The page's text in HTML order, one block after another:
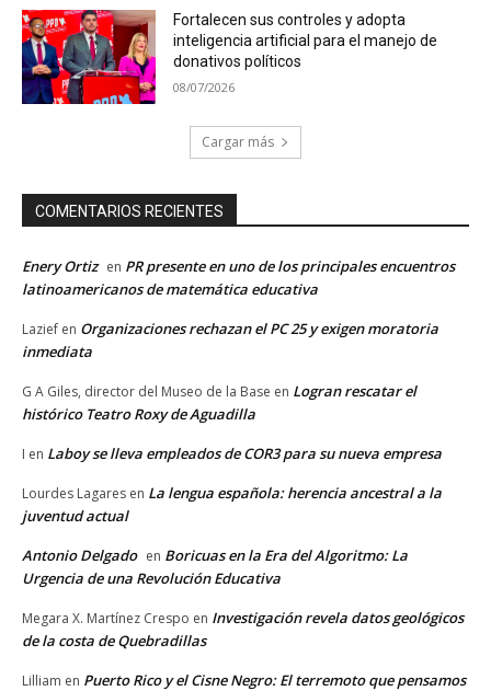
Fortalecen sus controles y adopta
inteligencia artificial para el manejo de
donativos políticos
08/07/2026
Cargar más
COMENTARIOS RECIENTES
Enery Ortiz en PR presente en uno de los principales encuentros
latinoamericanos de matemática educativa
Lazief en Organizaciones rechazan el PC 25 y exigen moratoria
inmediata
G A Giles, director del Museo de la Base en Logran rescatar el
histórico Teatro Roxy de Aguadilla
I en Laboy se lleva empleados de COR3 para su nueva empresa
Lourdes Lagares en La lengua española: herencia ancestral a la
juventud actual
Antonio Delgado en Boricuas en la Era del Algoritmo: La
Urgencia de una Revolución Educativa
Megara X. Martínez Crespo en Investigación revela datos geológicos
de la costa de Quebradillas
Lilliam en Puerto Rico y el Cisne Negro: El terremoto que pensamos